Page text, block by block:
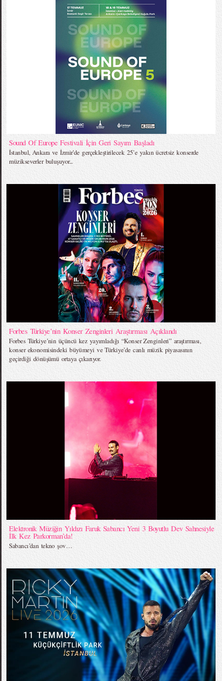
Sound Of Europe Festivali İçin Geri Sayım Başladı
İstanbul, Ankara ve İzmir’de gerçekleştirilecek 25’e yakın ücretsiz konserde
müzikseverler buluşuyor...
Forbes Türkiye’nin Konser Zenginleri Araştırması Açıklandı
Forbes Türkiye’nin üçüncü kez yayımladığı “Konser Zenginleri” araştırması,
konser ekonomisindeki büyümeyi ve Türkiye’de canlı müzik piyasasının
geçirdiği dönüşümü ortaya çıkarıyor.
Elektronik Müziğin Yıldızı Faruk Sabancı Yeni 3 Boyutlu Dev Sahnesiyle
İlk Kez Parkorman’da!
Sabancı’dan tekno şov…